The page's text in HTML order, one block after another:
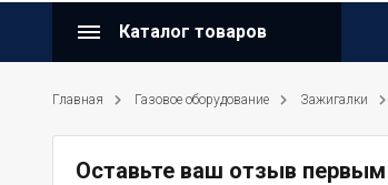
Каталог товаров
Главная Газовое оборудование Зажигалки
Оставьте ваш отзыв первым